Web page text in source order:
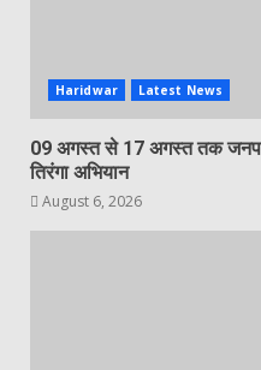
Haridwar Latest News
09 अगस्त से 17 अगस्त तक जनपद
तिरंगा अभियान
August 6, 2026